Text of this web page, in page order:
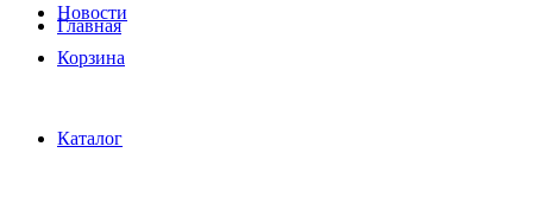
Новости
Корзина
Главная
Каталог